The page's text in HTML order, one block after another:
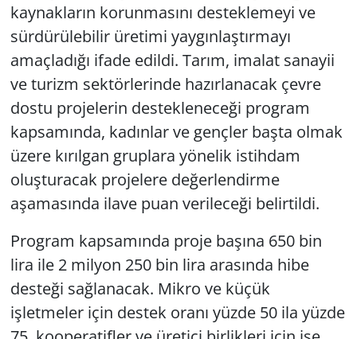
kaynakların korunmasını desteklemeyi ve
sürdürülebilir üretimi yaygınlaştırmayı
amaçladığı ifade edildi. Tarım, imalat sanayii
ve turizm sektörlerinde hazırlanacak çevre
dostu projelerin destekleneceği program
kapsamında, kadınlar ve gençler başta olmak
üzere kırılgan gruplara yönelik istihdam
oluşturacak projelere değerlendirme
aşamasında ilave puan verileceği belirtildi.
Program kapsamında proje başına 650 bin
lira ile 2 milyon 250 bin lira arasında hibe
desteği sağlanacak. Mikro ve küçük
işletmeler için destek oranı yüzde 50 ila yüzde